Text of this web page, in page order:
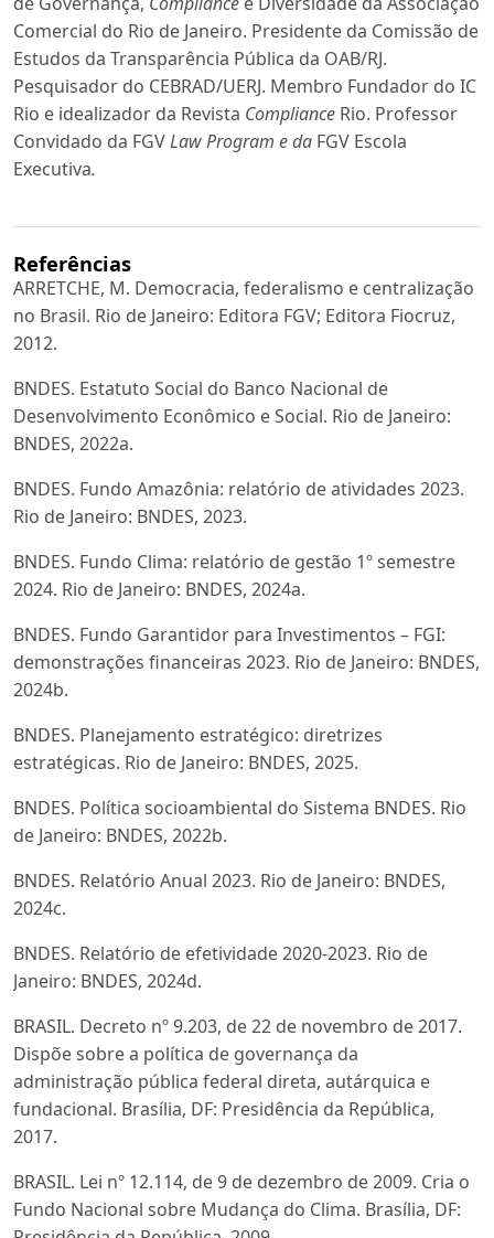
Comercial do Rio de Janeiro. Presidente da Comissão de
Estudos da Transparência Pública da OAB/RJ.
Pesquisador do CEBRAD/UERJ. Membro Fundador do IC
Rio e idealizador da Revista Compliance Rio. Professor
Convidado da FGVLaw Program e da FGV Escola
Executiva.
Referências
ARRETCHE, M. Democracia, federalismo e centralização
no Brasil. Rio de Janeiro: Editora FGV; Editora Fiocruz,
2012.
BNDES. Estatuto Social do Banco Nacional de
Desenvolvimento Econômico e Social. Rio de Janeiro:
BNDES, 2022a.
BNDES. Fundo Amazônia: relatório de atividades 2023.
Rio de Janeiro: BNDES, 2023.
BNDES. Fundo Clima: relatório de gestão 1º semestre
2024. Rio de Janeiro: BNDES, 2024a.
BNDES. Fundo Garantidor para Investimentos – FGI:
demonstrações financeiras 2023. Rio de Janeiro: BNDES,
2024b.
BNDES. Planejamento estratégico: diretrizes
estratégicas. Rio de Janeiro: BNDES, 2025.
BNDES. Política socioambiental do Sistema BNDES. Rio
de Janeiro: BNDES, 2022b.
BNDES. Relatório Anual 2023. Rio de Janeiro: BNDES,
2024c.
BNDES. Relatório de efetividade 2020-2023. Rio de
Janeiro: BNDES, 2024d.
BRASIL. Decreto nº 9.203, de 22 de novembro de 2017.
Dispõe sobre a política de governança da
administração pública federal direta, autárquica e
fundacional. Brasília, DF: Presidência da República,
2017.
BRASIL. Lei nº 12.114, de 9 de dezembro de 2009. Cria o
Fundo Nacional sobre Mudança do Clima. Brasília, DF: